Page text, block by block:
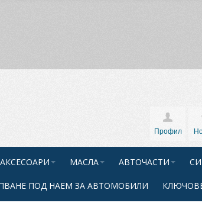
Профил
АКСЕСОАРИ МАСЛА АВТОЧАСТИ
ПОД НАЕМ ЗА АВТОМОБИЛИ